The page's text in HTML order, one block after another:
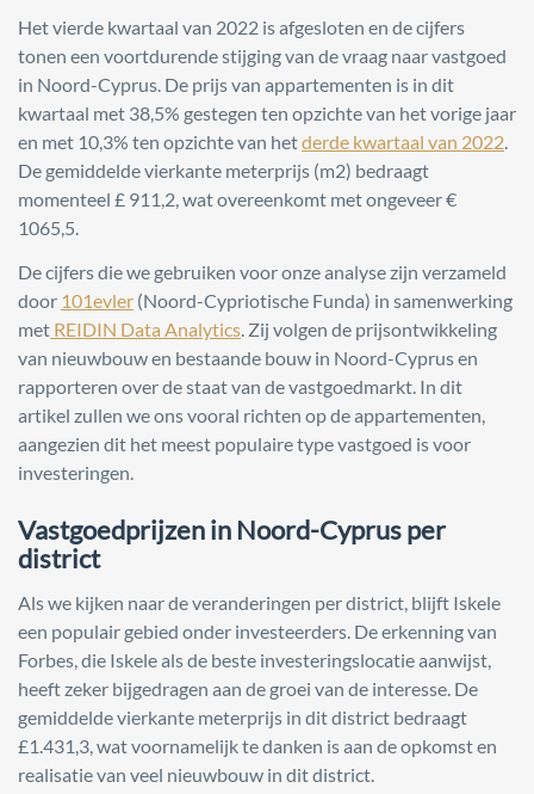
Het vierde kwartaal van 2022 is afgesloten en de cijfers
tonen een voortdurende stijging van de vraag naar vastgoed
in Noord-Cyprus. De prijs van appartementen is in dit
kwartaal met 38,5% gestegen ten opzichte van het vorige jaar
en met 10,3% ten opzichte van hetderde kwartaal van 2022.
De gemiddelde vierkante meterprijs (m2) bedraagt
momenteel £ 911,2, wat overeenkomt met ongeveer €
1065,5.
De cijfers die we gebruiken voor onze analyse zijn verzameld
door 101evler (Noord-Cypriotische Funda) in samenwerking
met REIDIN Data Analytics. Zij volgen de prijsontwikkeling
van nieuwbouw en bestaande bouw in Noord-Cyprus en
rapporteren over de staat van de vastgoedmarkt. In dit
artikel zullen we ons vooral richten op de appartementen,
aangezien dit het meest populaire type vastgoed is voor
investeringen.
Vastgoedprijzen in Noord-Cyprus per
district
Als we kijken naar de veranderingen per district, blijft Iskele
een populair gebied onder investeerders. De erkenning van
Forbes, die Iskele als de beste investeringslocatie aanwijst,
heeft zeker bijgedragen aan de groei van de interesse. De
gemiddelde vierkante meterprijs in dit district bedraagt
£1.431,3, wat voornamelijk te danken is aan de opkomst en
realisatie van veel nieuwbouw in dit district.